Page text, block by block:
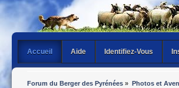
Accueil Aide Identifiez-Vous
Forum du Berger des Pyrénées » Photos et